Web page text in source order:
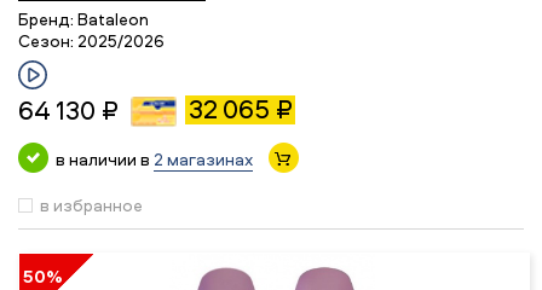
Бренд: Bataleon
Сезон: 2025/2026
64 130 ₽ 32 065 ₽
в наличии в 2 магазинах
в избранное
50%